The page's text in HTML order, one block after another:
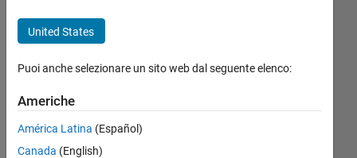
in array
given
number
Meg
United States
Puoi anche selezionare un sito web dal seguente elenco:
Americhe
América Latina (Español)
Canada (English)